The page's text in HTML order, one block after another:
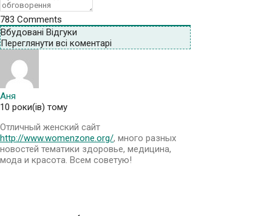
783 Comments
Вбудовані Відгуки
Переглянути всі коментарі
Аня
10 роки(ів) тому
Отличный женский сайт
http://www.womenzone.org/, много разных
новостей тематики здоровье, медицина,
мода и красота. Всем советую!